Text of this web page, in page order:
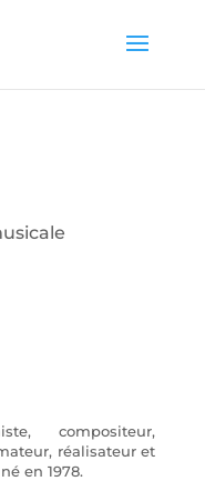
compositeur,
réalisateur et
en 1978.